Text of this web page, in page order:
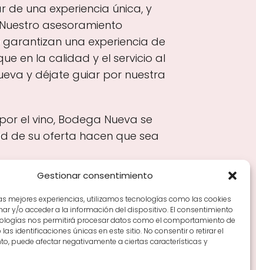
Gestionar consentimiento
mejores experiencias, utilizamos tecnologías como las cookies
y/o acceder a la información del dispositivo. El consentimiento
nos permitirá procesar datos como el comportamiento de
identificaciones únicas en este sitio. No consentir o retirar el
puede afectar negativamente a ciertas características y
una experiencia única, y
asesoramiento
una experiencia de
en la calidad y el servicio al
y déjate guiar por nuestra
el vino, Bodega Nueva se
de su oferta hacen que sea
de vino por ciudades
Tipos de Rioja y
Rioja Vino Rioja para empezar
Zonas de Rioja y